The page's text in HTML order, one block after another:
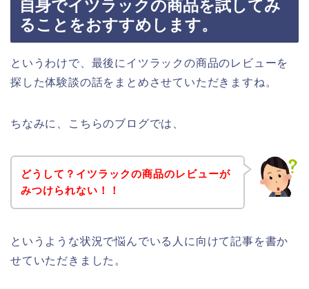
自身でイツラックの商品を試してみ
ることをおすすめします。
というわけで、最後にイツラックの商品のレビューを
探した体験談の話をまとめさせていただきますね。
ちなみに、こちらのブログでは、
どうして？イツラックの商品のレビューが
みつけられない！！
というような状況で悩んでいる人に向けて記事を書か
せていただきました。